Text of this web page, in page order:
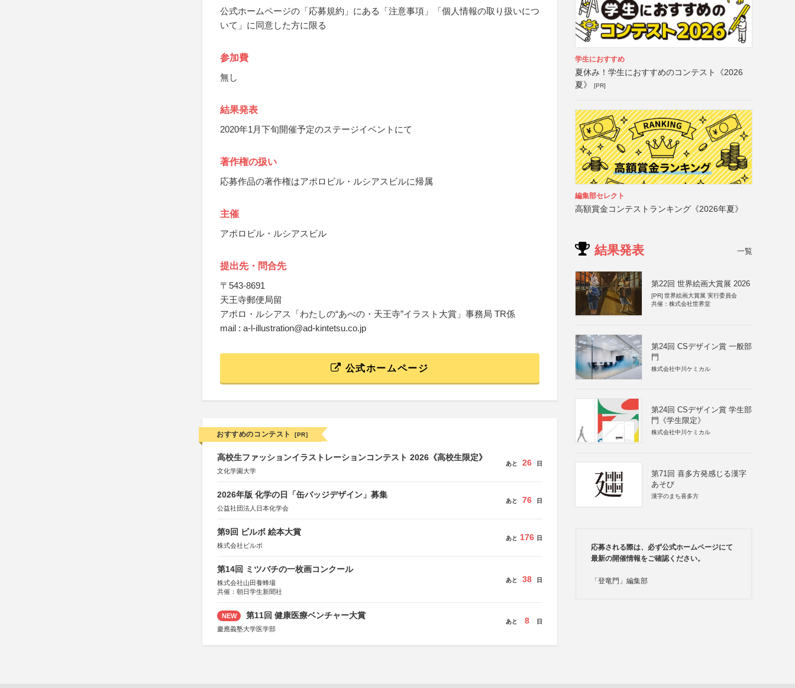
公式ホームページの「応募規約」にある「注意事項」「個人情報の取り扱いにつ
いて」に同意した方に限る
参加費
無し
結果発表
2020年1月下旬開催予定のステージイベントにて
著作権の扱い
応募作品の著作権はアポロビル・ルシアスビルに帰属
主催
アポロビル・ルシアスビル
提出先・問合先
〒543-8691
天王寺郵便局留
アポロ・ルシアス「わたしの“あべの・天王寺”イラスト大賞」事務局 TR係
mail : a-l-illustration@ad-kintetsu.co.jp
公式ホームページ
おすすめのコンテスト [PR]
高校生ファッションイラストレーションコンテスト 2026《高校生限定》
文化学園大学
あと 26 日
2026年版 化学の日「缶バッジデザイン」募集
公益社団法人日本化学会
あと 76 日
第9回 ビルボ 絵本大賞
株式会社ビルボ
あと 176 日
第14回 ミツバチの一枚画コンクール
株式会社山田養蜂場
共催：朝日学生新聞社
あと 38 日
NEW 第11回 健康医療ベンチャー大賞
慶應義塾大学医学部
あと 8 日
学生におすすめ
夏休み！学生におすすめのコンテスト《2026
夏》
[PR]
編集部セレクト
高額賞金コンテストランキング《2026年夏》
結果発表 一覧
第22回 世界絵画大賞展 2026
[PR] 世界絵画大賞展 実行委員会
共催：株式会社世界堂
第24回 CSデザイン賞 一般部
門
株式会社中川ケミカル
第24回 CSデザイン賞 学生部
門《学生限定》
株式会社中川ケミカル
第71回 喜多方発感じる漢字
あそび
漢字のまち喜多方
応募される際は、必ず公式ホームページにて
最新の開催情報をご確認ください。
「登竜門」編集部